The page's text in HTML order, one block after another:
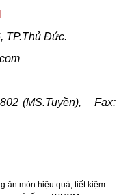
TP.Thủ Đức.
(MS.Tuyền), Fax:
ăn mòn hiệu quả, tiết kiệm